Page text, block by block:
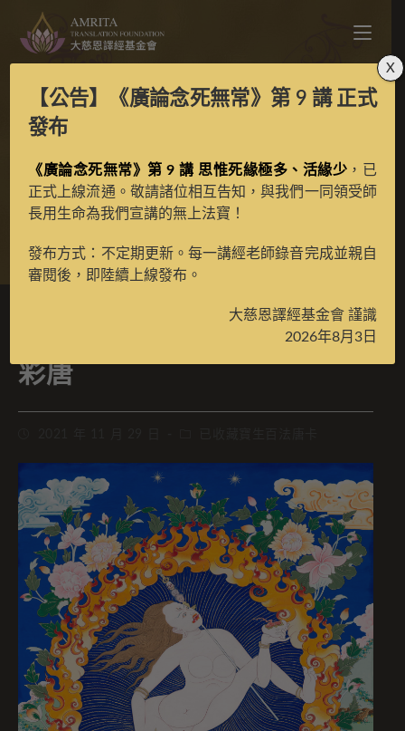
寶生百法之虛空足金剛
亥母彩唐
寶生百法之虛空足金剛亥母
彩唐
【公告】 《廣論念死無常》第 9 講正式
發布
《廣論念死無常》第 9 講 思惟死緣極多、活緣少 ，已
正式上線流通。敬請諸位相互告知，與我們一同領受師
長用生命為我們宣講的無上法寶！
發布方式：不定期更新。每一講經老師錄音完成並親自
審閱後，即陸續上線發布。
大慈恩譯經基金會 謹識
2026年8月3日
X